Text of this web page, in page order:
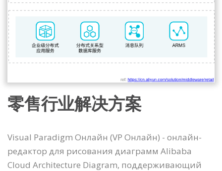
零售行业解决方案
Visual Paradigm Онлайн (VP Онлайн) - онлайн-
редактор для рисования диаграмм Alibaba
Cloud Architecture Diagram, поддерживающий